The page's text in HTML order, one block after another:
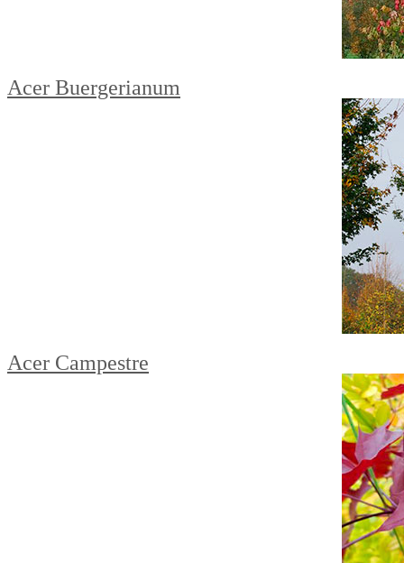
Acer Buergerianum
Acer Campestre